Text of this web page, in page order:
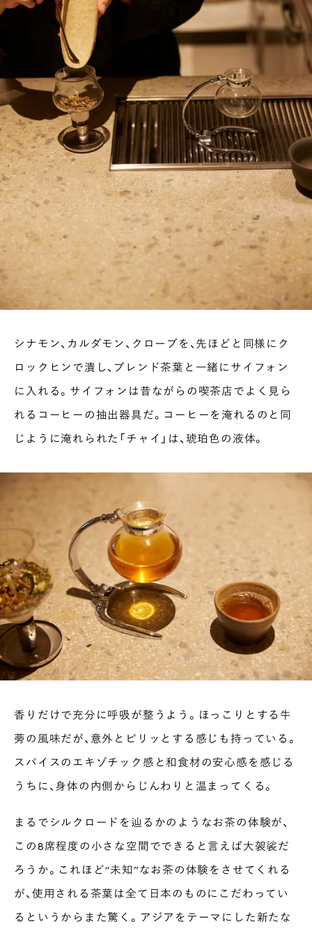
シナモン、カルダモン、クローブを、先ほどと同様にク
ロックヒンで潰し、ブレンド茶葉と一緒にサイフォン
に入れる。サイフォンは昔ながらの喫茶店でよく見ら
れるコーヒーの抽出器具だ。コーヒーを淹れるのと同
じように淹れられた「チャイ」は、琥珀色の液体。
香りだけで充分に呼吸が整うよう。ほっこりとする牛
蒡の風味だが、意外とピリッとする感じも持っている。
スパイスのエキゾチック感と和食材の安心感を感じる
うちに、身体の内側からじんわりと温まってくる。
まるでシルクロードを辿るかのようなお茶の体験が、
この8席程度の小さな空間でできると言えば大袈裟だ
ろうか。これほど“未知”なお茶の体験をさせてくれる
が、使用される茶葉は全て日本のものにこだわってい
るというからまた驚く。アジアをテーマにした新たな